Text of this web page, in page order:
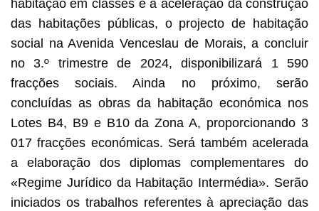
habitação em classes e à aceleração da construção
das habitações públicas, o projecto de habitação
social na Avenida Venceslau de Morais, a concluir
no 3.º trimestre de 2024, disponibilizará 1 590
fracções sociais. Ainda no próximo, serão
concluídas as obras da habitação económica nos
Lotes B4, B9 e B10 da Zona A, proporcionando 3
017 fracções económicas. Será também acelerada
a elaboração dos diplomas complementares do
«Regime Jurídico da Habitação Intermédia». Serão
iniciados os trabalhos referentes à apreciação das